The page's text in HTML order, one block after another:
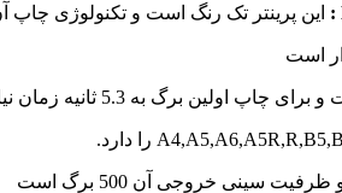
این پرینتر تک رنگ است و تکنولوژی چاپ
است